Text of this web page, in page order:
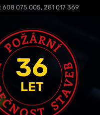
075 005, 281 017 369
36
LET